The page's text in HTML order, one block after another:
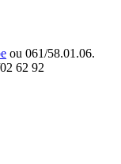
ou 061/58.01.06.
62 92